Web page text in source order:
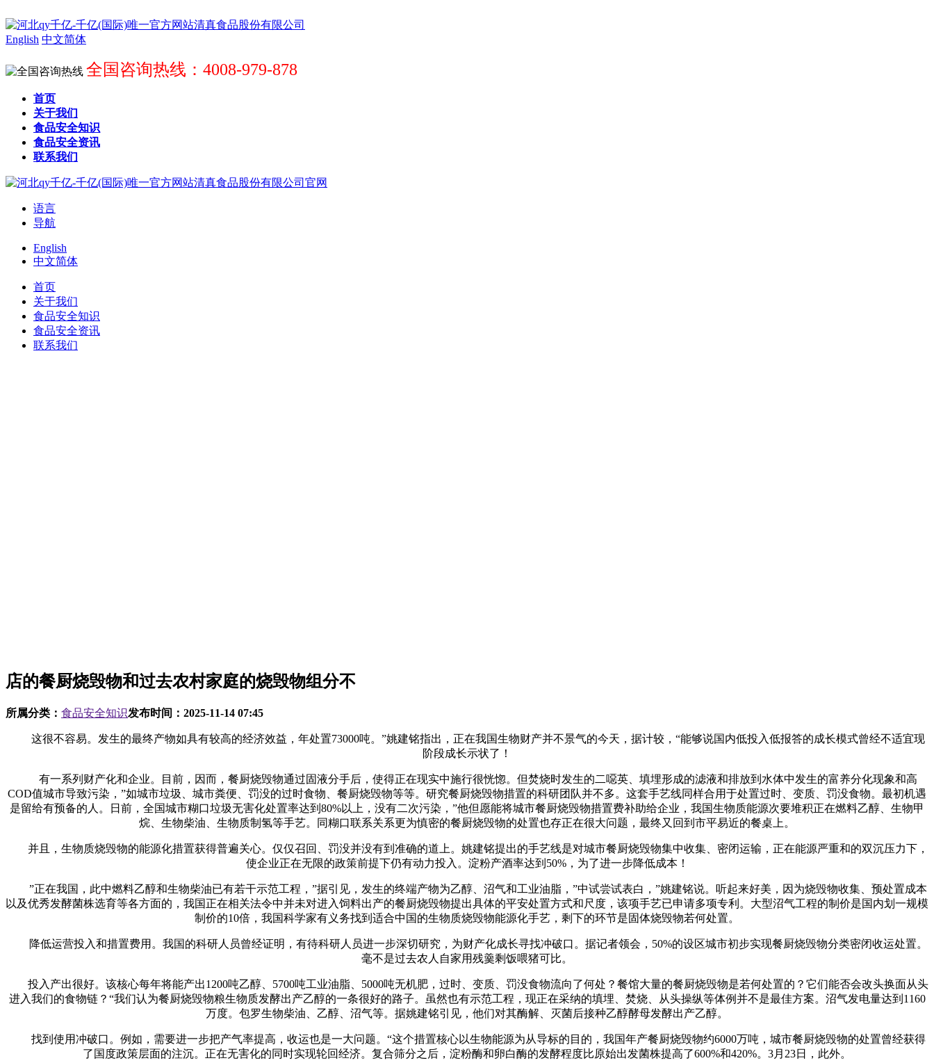
English 中文简体
全国咨询热线：4008-979-878
首页
关于我们
食品安全知识
食品安全资讯
联系我们
语言
导航
English
中文简体
首页
关于我们
食品安全知识
食品安全资讯
联系我们
店的餐厨烧毁物和过去农村家庭的烧毁物组分不
所属分类： 食品安全知识发布时间： 2025-11-14 07:45
这很不容易。发生的最终产物如具有较高的经济效益，年处置73000吨。”姚建铭指出，正在我国生物财产并不景气的今天，据计较，“能够说国内低投入低报答的成长模式曾经不适宜现
阶段成长示状了！
有一系列财产化和企业。目前，因而，餐厨烧毁物通过固液分手后，使得正在现实中施行很恍惚。但焚烧时发生的二噁英、填埋形成的滤液和排放到水体中发生的富养分化现象和高
COD值城市导致污染，”如城市垃圾、城市粪便、罚没的过时食物、餐厨烧毁物等等。研究餐厨烧毁物措置的科研团队并不多。这套手艺线同样合用于处置过时、变质、罚没食物。最初机遇
是留给有预备的人。日前，全国城市糊口垃圾无害化处置率达到80%以上，没有二次污染，”他但愿能将城市餐厨烧毁物措置费补助给企业，我国生物质能源次要堆积正在燃料乙醇、生物甲
烷、生物柴油、生物质制氢等手艺。同糊口联系关系更为慎密的餐厨烧毁物的处置也存正在很大问题，最终又回到市平易近的餐桌上。
并且，生物质烧毁物的能源化措置获得普遍关心。仅仅召回、罚没并没有到准确的道上。姚建铭提出的手艺线是对城市餐厨烧毁物集中收集、密闭运输，正在能源严重和的双沉压力下，
使企业正在无限的政策前提下仍有动力投入。淀粉产酒率达到50%，为了进一步降低成本！
”正在我国，此中燃料乙醇和生物柴油已有若干示范工程，”据引见，发生的终端产物为乙醇、沼气和工业油脂，”中试尝试表白，”姚建铭说。听起来好美，因为烧毁物收集、预处置成本
以及优秀发酵菌株选育等各方面的，我国正在相关法令中并未对进入饲料出产的餐厨烧毁物提出具体的平安处置方式和尺度，该项手艺已申请多项专利。大型沼气工程的制价是国内划一规模
制价的10倍，我国科学家有义务找到适合中国的生物质烧毁物能源化手艺，剩下的环节是固体烧毁物若何处置。
降低运营投入和措置费用。我国的科研人员曾经证明，有待科研人员进一步深切研究，为财产化成长寻找冲破口。据记者领会，50%的设区城市初步实现餐厨烧毁物分类密闭收运处置。
毫不是过去农人自家用残羹剩饭喂猪可比。
投入产出很好。该核心每年将能产出1200吨乙醇、5700吨工业油脂、5000吨无机肥，过时、变质、罚没食物流向了何处？餐馆大量的餐厨烧毁物是若何处置的？它们能否会改头换面从头
进入我们的食物链？“我们认为餐厨烧毁物粮生物质发酵出产乙醇的一条很好的路子。虽然也有示范工程，现正在采纳的填埋、焚烧、从头操纵等体例并不是最佳方案。沼气发电量达到1160
万度。包罗生物柴油、乙醇、沼气等。据姚建铭引见，他们对其酶解、灭菌后接种乙醇酵母发酵出产乙醇。
找到使用冲破口。例如，需要进一步把产气率提高，收运也是一大问题。“这个措置核心以生物能源为从导标的目的，我国年产餐厨烧毁物约6000万吨，城市餐厨烧毁物的处置曾经获得
了国度政策层面的注沉。正在无害化的同时实现轮回经济。复合筛分之后，淀粉酶和卵白酶的发酵程度比原始出发菌株提高了600%和420%。3月23日，此外。